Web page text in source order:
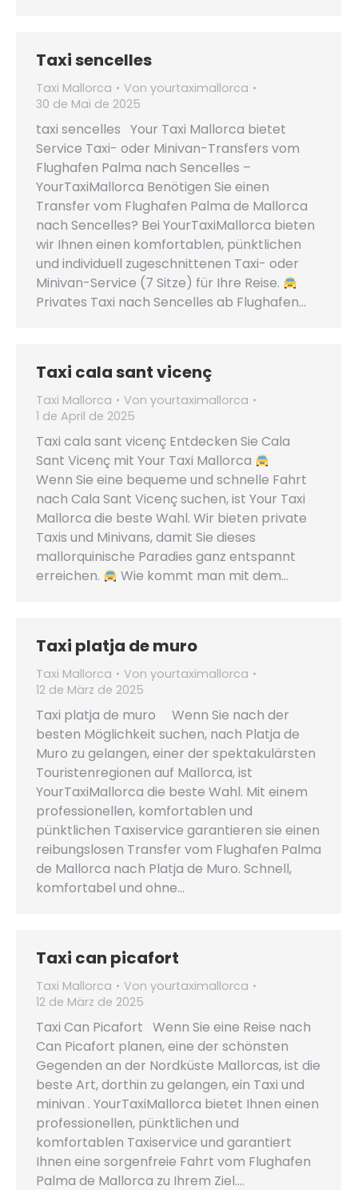
Taxi sencelles
Taxi Mallorca Von yourtaximallorca
30 de Mai de 2025
taxi sencelles Your Taxi Mallorca bietet
Service Taxi- oder Minivan-Transfers vom
Flughafen Palma nach Sencelles –
YourTaxiMallorca Benötigen Sie einen
Transfer vom Flughafen Palma de Mallorca
nach Sencelles? Bei YourTaxiMallorca bieten
wir Ihnen einen komfortablen, pünktlichen
und individuell zugeschnittenen Taxi- oder
Minivan-Service (7 Sitze) für Ihre Reise.
Privates Taxi nach Sencelles ab Flughafen…
Taxi cala sant vicenç
Taxi Mallorca Von yourtaximallorca
1 de April de 2025
Taxi cala sant vicenç Entdecken Sie Cala
Sant Vicenç mit Your Taxi Mallorca
Wenn Sie eine bequeme und schnelle Fahrt
nach Cala Sant Vicenç suchen, ist Your Taxi
Mallorca die beste Wahl. Wir bieten private
Taxis und Minivans, damit Sie dieses
mallorquinische Paradies ganz entspannt
erreichen.
Wie kommt man mit dem…
Taxi platja de muro
Taxi Mallorca Von yourtaximallorca
12 de März de 2025
Taxi platja de muro Wenn Sie nach der
besten Möglichkeit suchen, nach Platja de
Muro zu gelangen, einer der spektakulärsten
Touristenregionen auf Mallorca, ist
YourTaxiMallorca die beste Wahl. Mit einem
professionellen, komfortablen und
pünktlichen Taxiservice garantieren sie einen
reibungslosen Transfer vom Flughafen Palma
de Mallorca nach Platja de Muro. Schnell,
komfortabel und ohne…
Taxi can picafort
Taxi Mallorca Von yourtaximallorca
12 de März de 2025
Taxi Can Picafort Wenn Sie eine Reise nach
Can Picafort planen, eine der schönsten
Gegenden an der Nordküste Mallorcas, ist die
beste Art, dorthin zu gelangen, ein Taxi und
minivan . YourTaxiMallorca bietet Ihnen einen
professionellen, pünktlichen und
komfortablen Taxiservice und garantiert
Ihnen eine sorgenfreie Fahrt vom Flughafen
Palma de Mallorca zu Ihrem Ziel.…